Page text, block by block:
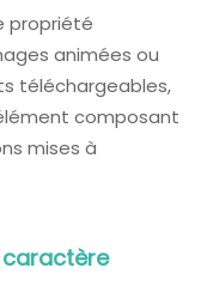
propriété
animées ou
téléchargeables,
composant
mises à
caractère